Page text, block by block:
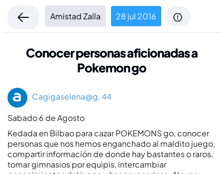
Amistad Zalla 28 jul 2016
Conocer personas aficionadas a
Pokemon go
Cagigaselena@g, 44
Sabado 6 de Agosto
Kedada en Bilbao para cazar POKEMONS go, conocer
personas que nos hemos enganchado al maldito juego,
compartir información de donde hay bastantes o raros,
tomar gimnasios por equipis, intercambiar